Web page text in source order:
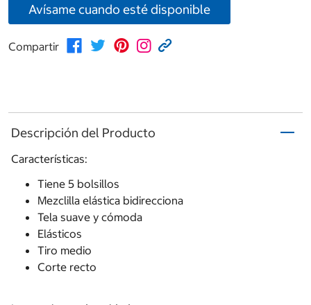
Avísame cuando esté disponible
Compartir
Descripción del Producto
Características:
Tiene 5 bolsillos
Mezclilla elástica bidirecciona
Tela suave y cómoda
Elásticos
Tiro medio
Corte recto